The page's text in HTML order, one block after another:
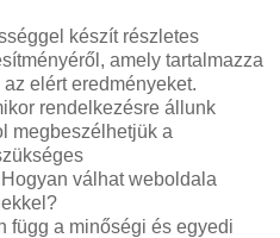
készít részletes
amely tartalmazza
elért eredményeket.
rendelkezésre állunk
megbeszélhetjük a
válhat weboldala
függ a minőségi és egyedi